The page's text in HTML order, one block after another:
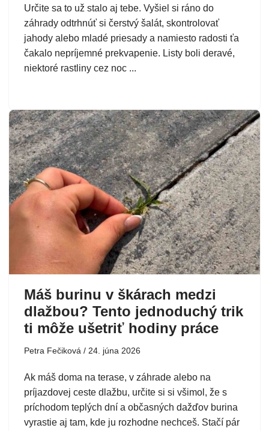
Určite sa to už stalo aj tebe. Vyšiel si ráno do
záhrady odtrhnúť si čerstvý šalát, skontrolovať
jahody alebo mladé priesady a namiesto radosti ťa
čakalo nepríjemné prekvapenie. Listy boli deravé,
niektoré rastliny cez noc ...
Máš burinu v škárach medzi
dlažbou? Tento jednoduchý trik
ti môže ušetriť hodiny práce
Petra Fečiková 24. júna 2026
Ak máš doma na terase, v záhrade alebo na
príjazdovej ceste dlažbu, určite si si všimol, že s
príchodom teplých dní a občasných dažďov burina
vyrastie aj tam, kde ju rozhodne nechceš. Stačí pár